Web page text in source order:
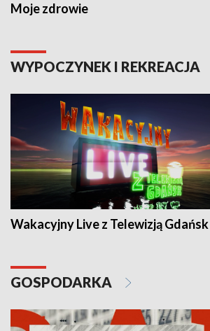
Moje zdrowie
WYPOCZYNEK I REKREACJA
Wakacyjny Live z Telewizją Gdańsk
GOSPODARKA